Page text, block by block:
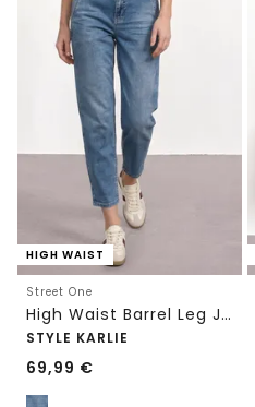
HIGH WAIST
Street One
High Waist Barrel Leg Jeans im Loose Fit
STYLE KARLIE
69,99 €